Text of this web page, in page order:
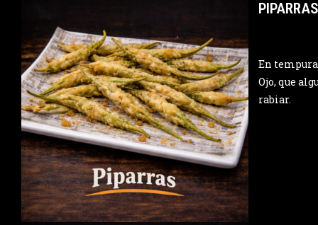
PIPARRAS
En
Ojo, que
rabiar.